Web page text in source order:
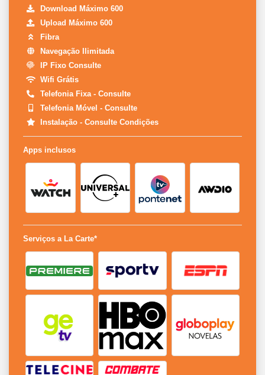
Download Máximo 600
Upload Máximo 600
Fibra
Navegação Ilimitada
IP Fixo Consulte
Wifi Grátis
Telefonia Fixa - Consulte
Telefonia Móvel - Consulte
Instalação - Consulte Condições
Apps inclusos
Serviços a La Carte*